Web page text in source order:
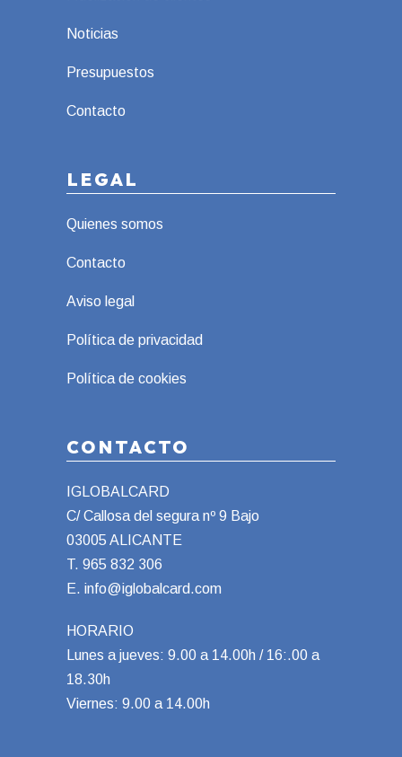
Noticias
Presupuestos
Contacto
LEGAL
Quienes somos
Contacto
Aviso legal
Política de privacidad
Política de cookies
CONTACTO
IGLOBALCARD
C/ Callosa del segura nº 9 Bajo
03005 ALICANTE
T. 965 832 306
E. info@iglobalcard.com
HORARIO
Lunes a jueves: 9.00 a 14.00h / 16:.00 a
18.30h
Viernes: 9.00 a 14.00h